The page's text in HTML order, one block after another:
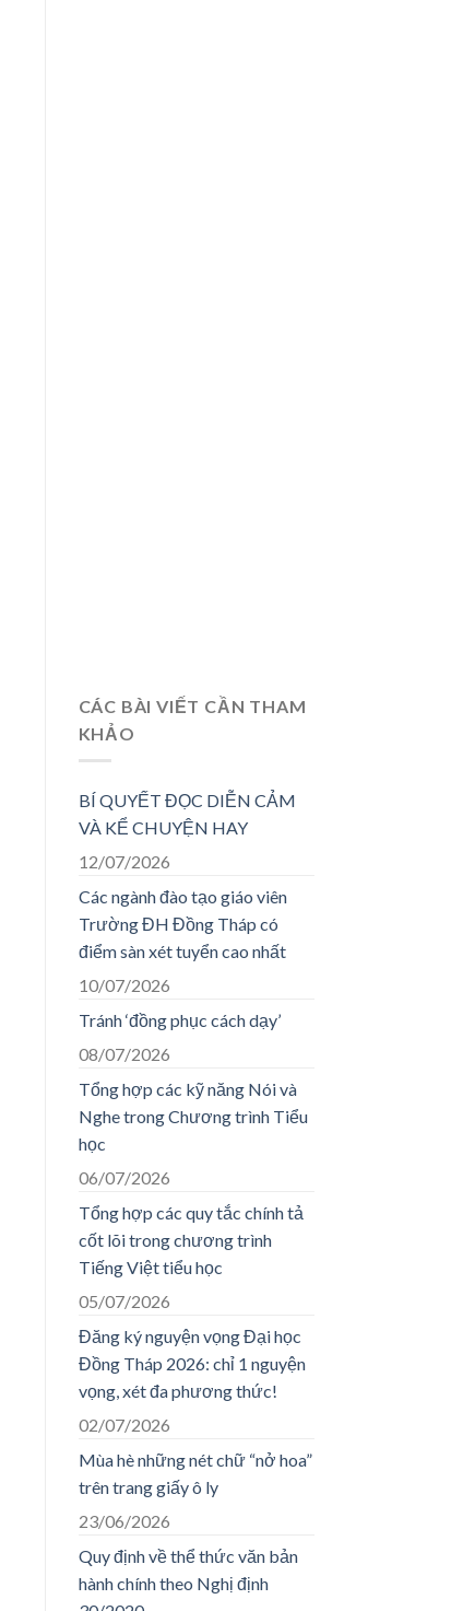
CÁC BÀI VIẾT CẦN THAM
KHẢO
BÍ QUYẾT ĐỌC DIỄN CẢM
VÀ KỂ CHUYỆN HAY
12/07/2026
Các ngành đào tạo giáo viên
Trường ĐH Đồng Tháp có
điểm sàn xét tuyển cao nhất
10/07/2026
Tránh ‘đồng phục cách dạy’
08/07/2026
Tổng hợp các kỹ năng Nói và
Nghe trong Chương trình Tiểu
học
06/07/2026
Tổng hợp các quy tắc chính tả
cốt lõi trong chương trình
Tiếng Việt tiểu học
05/07/2026
Đăng ký nguyện vọng Đại học
Đồng Tháp 2026: chỉ 1 nguyện
vọng, xét đa phương thức!
02/07/2026
Mùa hè những nét chữ “nở hoa”
trên trang giấy ô ly
23/06/2026
Quy định về thể thức văn bản
hành chính theo Nghị định